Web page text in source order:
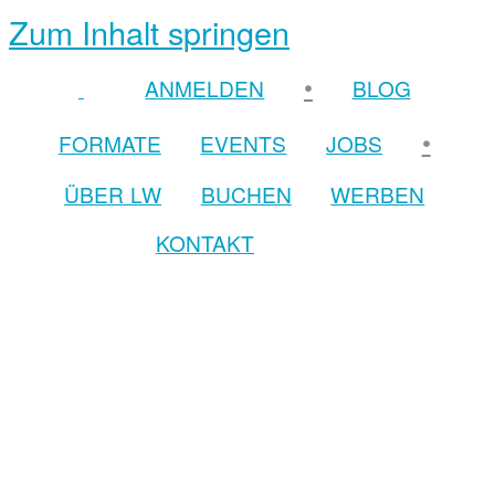
Zum Inhalt springen
ANMELDEN •
BLOG
FORMATE
EVENTS JOBS •
ÜBER LW BUCHEN
WERBEN
KONTAKT